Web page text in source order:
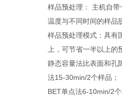
样品预处理： 主机自
温度与不同时间的样品
样品预处理模式：具有
上，可节省一半以上
静态容量法比表面和孔
法15-30min/2个样品；
BET单点法6-10min/2